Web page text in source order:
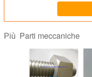
Più Parti meccaniche